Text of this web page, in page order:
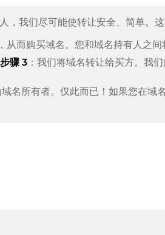
我们尽可能使转让安全、简单。
而购买域名。您和域名持有人之间
步骤 3 ：我们将域名转让给买方。我
名所有者。仅此而已！如果您在域
付方式，例如：信用卡、PayPal
应商没有任何问题，一切都会在几